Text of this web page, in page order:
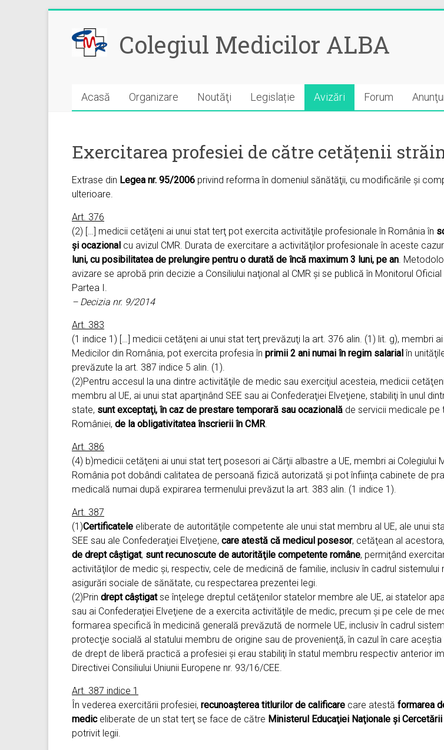
content
Colegiul Medicilor ALBA
Acasă Organizare Noutăţi Legislație Avizări Forum
Exercitarea profesiei de către cetățenii
Extrase din Legea nr. 95/2006 privind reforma în domeniul sănătăţii, cu modificările și
ulterioare.
Art. 376
(2) […] medicii cetăţeni ai unui stat terţ pot exercita activităţile profesionale în România în
şi ocazional cu avizul CMR. Durata de exercitare a activităţilor profesionale în aceste
luni, cu posibilitatea de prelungire pentru o durată de încă maximum 3 luni, pe an.
avizare se aprobă prin decizie a Consiliului naţional al CMR şi se publică în Monitorul Oficial
Partea I.
– Decizia nr. 9/2014
Art. 383
(1 indice 1) […] medicii cetăţeni ai unui stat terţ prevăzuţi la art. 376 alin. (1) lit. g), membri
Medicilor din România, pot exercita profesia în primii 2 ani numai în regim salarialîn
prevăzute la art. 387 indice 5 alin. (1).
(2)Pentru accesul la una dintre activităţile de medic sau exerciţiul acesteia, medicii
membru al UE, ai unui stat aparţinând SEE sau ai Confederaţiei Elveţiene, stabiliţi în unul
state, sunt exceptaţi, în caz de prestare temporară sau ocazională de servicii medicale pe
României, de la obligativitatea înscrierii în CMR.
Art. 386
(4) b)medicii cetăţeni ai unui stat terţ posesori ai Cărţii albastre a UE, membri ai Colegiului
România pot dobândi calitatea de persoană fizică autorizată şi pot înfiinţa cabinete de
medicală numai după expirarea termenului prevăzut la art. 383 alin. (1 indice 1).
Art. 387
(1)Certificatele eliberate de autorităţile competente ale unui stat membru al UE, ale unui
SEE sau ale Confederaţiei Elveţiene, care atestă că medicul posesor, cetăţean al acestora,
de drept câştigat, sunt recunoscute de autorităţile competente române, permiţând
activităţilor de medic şi, respectiv, cele de medicină de familie, inclusiv în cadrul sistemului
asigurări sociale de sănătate, cu respectarea prezentei legi.
(2)Prin drept câştigatse înţelege dreptul cetăţenilor statelor membre ale UE, ai statelor
sau ai Confederaţiei Elveţiene de a exercita activităţile de medic, precum şi pe cele de
formarea specifică în medicină generală prevăzută de normele UE, inclusiv în cadrul
protecţie socială al statului membru de origine sau de provenienţă, în cazul în care
de drept de liberă practică a profesiei şi erau stabiliţi în statul membru respectiv anterior
Directivei Consiliului Uniunii Europene nr. 93/16/CEE.
Art. 387 indice 1
În vederea exercitării profesiei, recunoaşterea titlurilor de calificare care atestă formarea
mediceliberate de un stat terţ se face de către Ministerul Educaţiei Naţionale şi
potrivit legii.